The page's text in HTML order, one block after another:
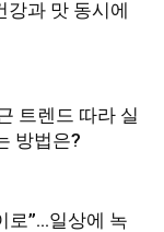
강과 맛 동시에
트렌드 따라 실
방법은?
로”…일상에 녹